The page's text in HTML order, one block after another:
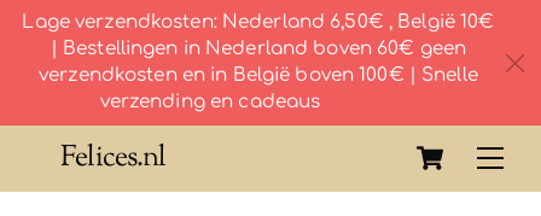
Lage verzendkosten: Nederland 6,50€ , België 10€
| Bestellingen in Nederland boven 60€ geen
verzendkosten en in België boven 100€ | Snelle
verzending en cadeaus
c
Cart
Felices.nl